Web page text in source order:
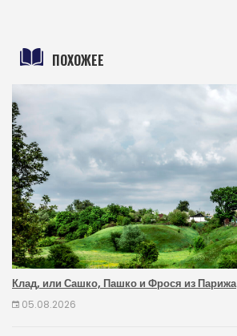
ПОХОЖЕЕ
Клад, или Сашко, Пашко и Фрося из Парижа
05.08.2026